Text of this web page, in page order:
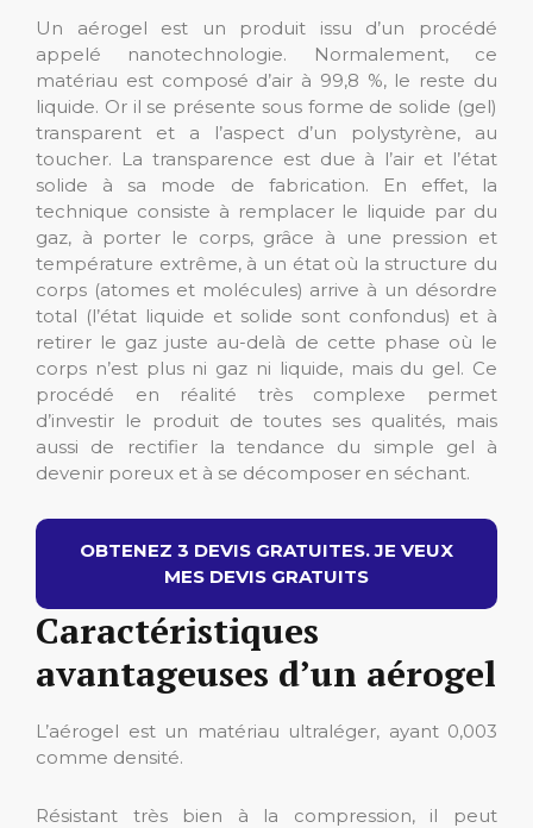
Un aérogel est un produit issu d’un procédé
appelé nanotechnologie. Normalement, ce
matériau est composé d’air à 99,8 %, le reste du
liquide. Or il se présente sous forme de solide (gel)
transparent et a l’aspect d’un polystyrène, au
toucher. La transparence est due à l’air et l’état
solide à sa mode de fabrication. En effet, la
technique consiste à remplacer le liquide par du
gaz, à porter le corps, grâce à une pression et
température extrême, à un état où la structure du
corps (atomes et molécules) arrive à un désordre
total (l’état liquide et solide sont confondus) et à
retirer le gaz juste au-delà de cette phase où le
corps n’est plus ni gaz ni liquide, mais du gel. Ce
procédé en réalité très complexe permet
d’investir le produit de toutes ses qualités, mais
aussi de rectifier la tendance du simple gel à
devenir poreux et à se décomposer en séchant.
OBTENEZ 3 DEVIS GRATUITES. JE VEUX
MES DEVIS GRATUITS
Caractéristiques
avantageuses d’un aérogel
L’aérogel est un matériau ultraléger, ayant 0,003
comme densité.
Résistant très bien à la compression, il peut